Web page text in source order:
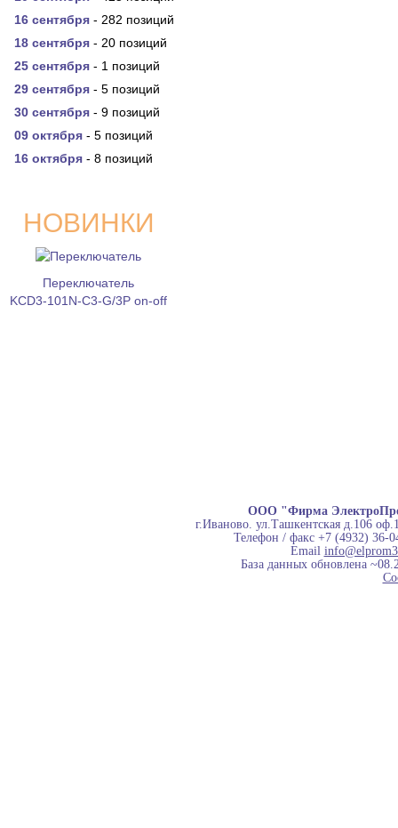
16 сентября - 282 позиций
18 сентября - 20 позиций
25 сентября - 1 позиций
29 сентября - 5 позиций
30 сентября - 9 позиций
09 октября - 5 позиций
16 октября - 8 позиций
НОВИНКИ
Переключатель
KCD3-101N-C3-G/3P on-off
ООО "Фирма
г.Иваново. ул.Ташкентская д.106
Телефон / факс +7 (4932) 36-
Email
База данных обновлена